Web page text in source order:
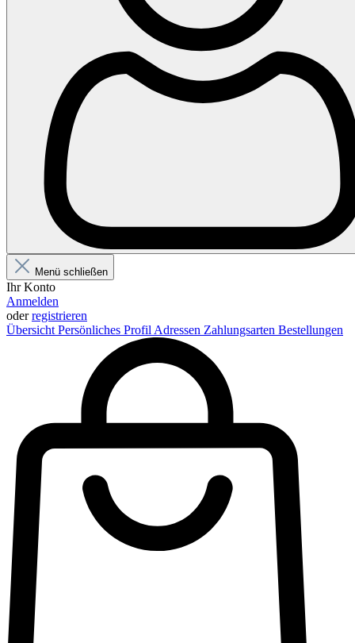
Menü schließen
Ihr Konto
Anmelden
oderregistrieren
Übersicht Persönliches Profil Adressen Zahlungsarten Bestellungen